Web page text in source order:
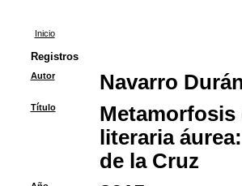
Inicio
Registros
Autor Navarro
Título
Metamorfosis
literaria
de la Cruz